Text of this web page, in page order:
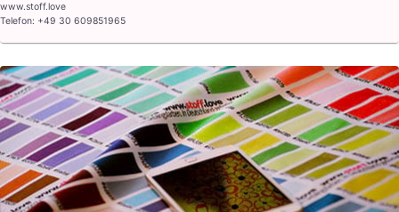
www.stoff.love
Telefon: +49 30 609851965